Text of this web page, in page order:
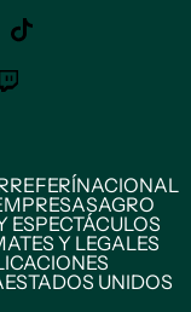
REFERÍNACIONAL
AGRO
ESPECTÁCULOS
Y LEGALES
ESTADOS UNIDOS